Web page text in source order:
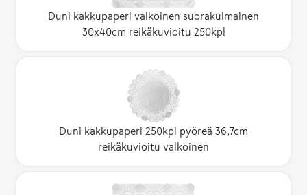
Duni kakkupaperi valkoinen suorakulmainen
30x40cm reikäkuvioitu 250kpl
Duni kakkupaperi 250kpl pyöreä 36,7cm
reikäkuvioitu valkoinen